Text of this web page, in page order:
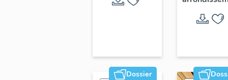
militaire
Dossier